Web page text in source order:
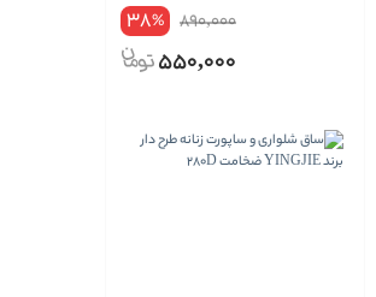
890,000
38%
550,000